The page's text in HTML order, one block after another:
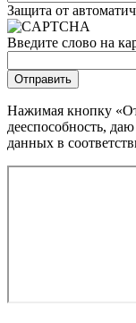
Защита от
Введите слово на
Нажимая кнопку
дееспособность,
данных в